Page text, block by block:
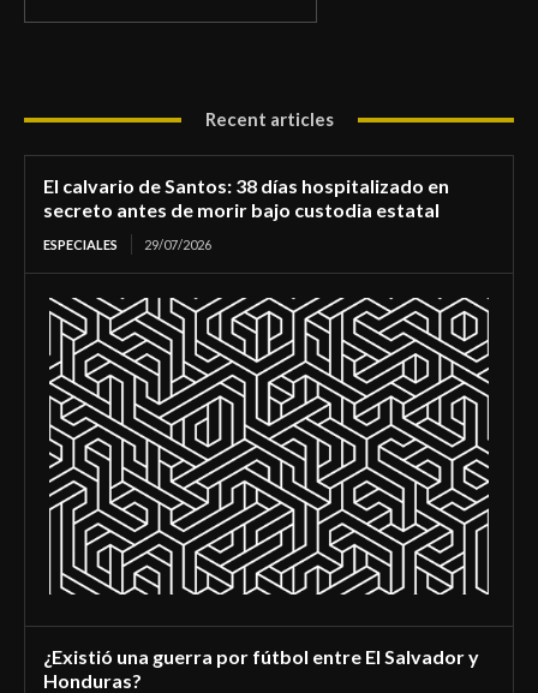
Recent articles
El calvario de Santos: 38 días hospitalizado en
secreto antes de morir bajo custodia estatal
ESPECIALES 29/07/2026
¿Existió una guerra por fútbol entre El Salvador y
Honduras?